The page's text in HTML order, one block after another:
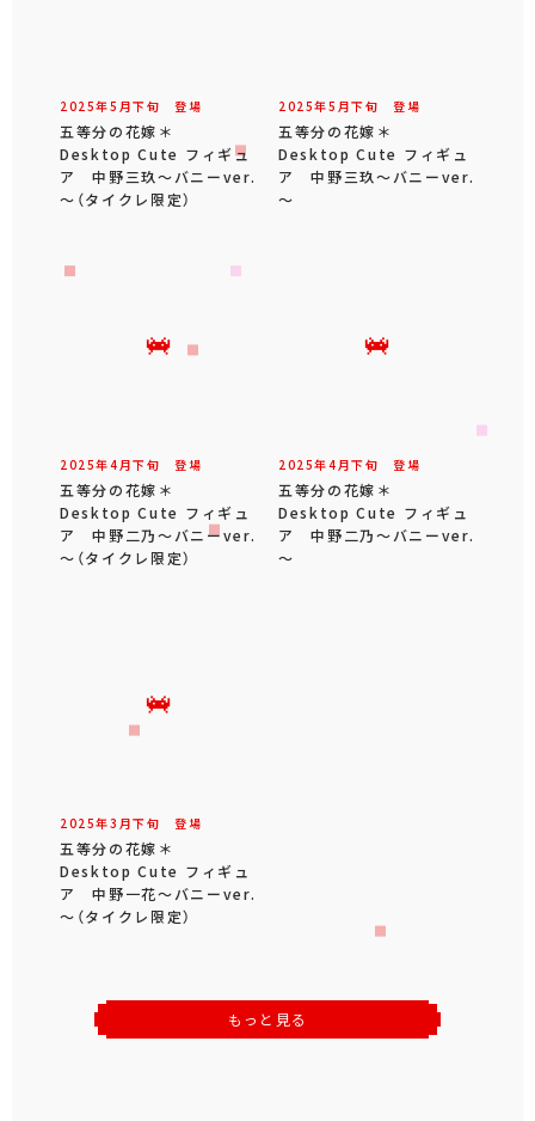
2025年5 月下旬 登場
五等分の花嫁＊
Desktop Cute フィギュ
ア 中野三玖～バニーver.
～（タイクレ限定）
2025年5 月下旬 登場
五等分の花嫁＊
Desktop Cute フィギュ
ア 中野三玖～バニーver.
～
2025年4 月下旬 登場
五等分の花嫁＊
Desktop Cute フィギュ
ア 中野二乃～バニーver.
～（タイクレ限定）
2025年4 月下旬 登場
五等分の花嫁＊
Desktop Cute フィギュ
ア 中野二乃～バニーver.
～
2025年3 月下旬 登場
五等分の花嫁＊
Desktop Cute フィギュ
ア 中野一花～バニーver.
～（タイクレ限定）
もっと見る